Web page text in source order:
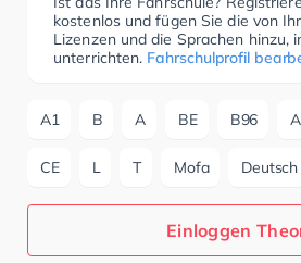
kostenlos und fügen Sie die von
Lizenzen und die Sprachen hinzu,
unterrichten. Fahrschulprofil
A1 B A BE B96
CE L T Mofa Deutsch
Einloggen